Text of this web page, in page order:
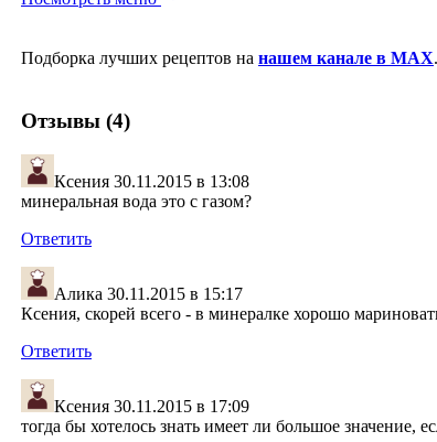
Подборка лучших рецептов на нашем канале в MAX
Отзывы (4)
Ксения 30.11.2015 в 13:08
минеральная вода это с газом?
Ответить
Алика 30.11.2015 в 15:17
Ксения, скорей всего - в минералке хорошо
Ответить
Ксения 30.11.2015 в 17:09
тогда бы хотелось знать имеет ли большое